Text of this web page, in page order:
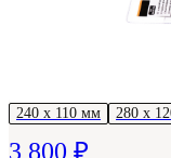
240 х 110 мм 280 х
3 800 ₽